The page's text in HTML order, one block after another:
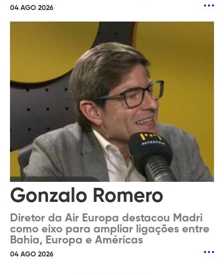
04 AGO 2026
Gonzalo Romero
Diretor da Air Europa destacou Madri
como eixo para ampliar ligações entre
Bahia, Europa e Américas
04 AGO 2026